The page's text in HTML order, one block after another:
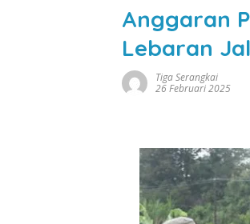
Anggaran
Lebaran
Tiga Serangkai
26 Februari 2025